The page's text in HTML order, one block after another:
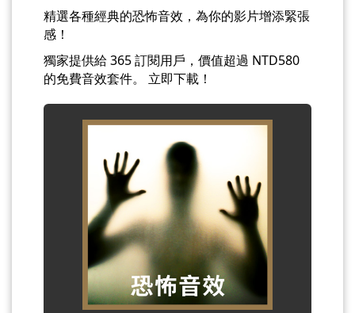
精選各種經典的恐怖音效，為你的影片增添緊張
感！
獨家提供給 365 訂閱用戶，價值超過 NTD580
的免費音效套件。 立即下載！